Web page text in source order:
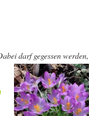
darf gegessen werden,